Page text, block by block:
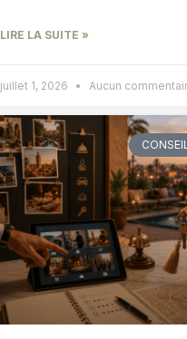
LIRE LA SUITE »
juillet 1, 2026 Aucun